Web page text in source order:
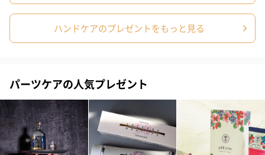
保存方法
●使用後はフタをしっかり閉め、乳幼児の手の届かない
所に保管してください。●極端に高温または低温の場
所、直射日光のあたる場所には保管しないでくださ
い。
商品本体重量
【15ml】45g
パッケージに
ついて
【15ml】
外装：化粧箱(紙製)
サイズ：長さ35mm×幅35mm×高さ115mm
重さ：7g
ハンドケアのプレゼントをもっと見る
パーツケアの人気プレゼント